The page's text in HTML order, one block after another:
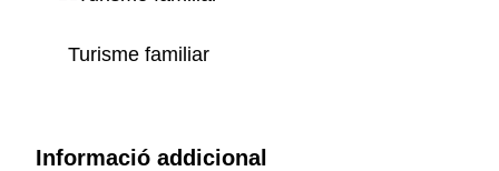
Turisme familiar
Informació addicional